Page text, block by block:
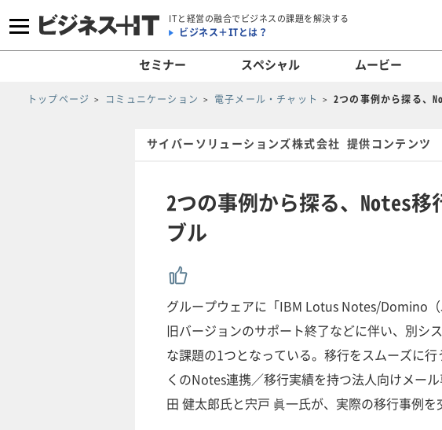
ITと経営の融合でビジネスの課題を解決する
ビジネス＋ITとは？
セミナー スペシャル ムービー
トップページ コミュニケーション 電子メール・チャット 2つの事例から探る、
サイバーソリューションズ株式会社 提供コンテンツ
2つの事例から探る、Notes
ブル
グループウェアに「IBM Lotus Notes/Domino
旧バージョンのサポート終了などに伴い、別シ
な課題の1つとなっている。移行をスムーズに
くのNotes連携／移行実績を持つ法人向けメー
田 健太郎氏と宍戸 眞一氏が、実際の移行事例を